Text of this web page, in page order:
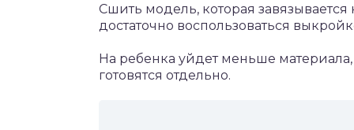
Сшить модель, которая
достаточно воспользоваться
На ребенка уйдет меньше
готовятся отдельно.